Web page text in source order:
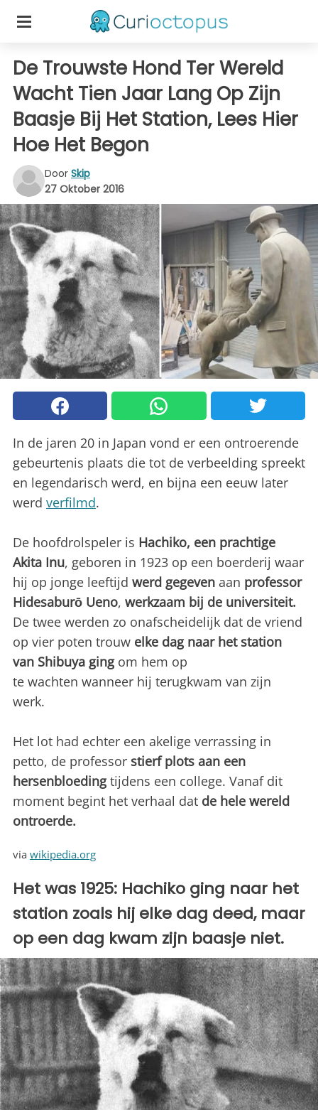
De Trouwste Hond Ter Wereld
Wacht Tien Jaar Lang Op Zijn
Baasje Bij Het Station, Lees Hier
Hoe Het Begon
Door Skip
27 Oktober 2016
In de jaren 20 in Japan vond er een ontroerende
gebeurtenis plaats die tot de verbeelding spreekt
en legendarisch werd, en bijna een eeuw later
werd verfilmd.
De hoofdrolspeler is Hachiko, een prachtige
Akita Inu, geboren in 1923 op een boerderij waar
hij op jonge leeftijd werd gegeven aan professor
Hidesaburō Ueno, werkzaam bij de universiteit.
De twee werden zo onafscheidelijk dat de vriend
op vier poten trouw elke dag naar het station
van Shibuya gingom hem op
te wachten wanneer hij terugkwam van zijn
werk.
Het lot had echter een akelige verrassing in
petto, de professor stierf plots aan een
hersenbloedingtijdens een college. Vanaf dit
moment begint het verhaal dat de hele wereld
ontroerde.
via wikipedia.org
Het was 1925: Hachiko ging naar het
station zoals hij elke dag deed, maar
op een dag kwam zijn baasje niet.